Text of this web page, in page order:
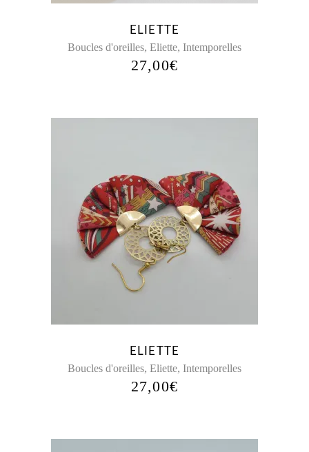
peuvent
choisies
sur
la
produit
ELIETTE
Boucles d'oreilles, Eliette, Intemporelles
27,00€
Ce
produit
a
plusieurs
peuvent
choisies
sur
la
produit
ELIETTE
Boucles d'oreilles, Eliette, Intemporelles
27,00€